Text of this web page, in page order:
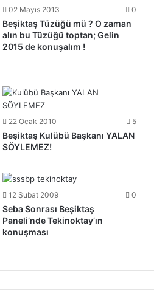
02 Mayıs 2013 0
Beşiktaş Tüzüğü mü ? O zaman
alın bu Tüzüğü toptan; Gelin
2015 de konuşalım !
22 Ocak 2010 5
Beşiktaş Kulübü Başkanı YALAN
SÖYLEMEZ!
12 Şubat 2009 0
Seba Sonrası Beşiktaş
Paneli’nde Tekinoktay’ın
konuşması